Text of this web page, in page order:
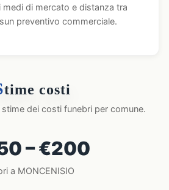
di mercato e distanza tra
preventivo commerciale.
time costi
dei costi funebri per comune.
– €200
a MONCENISIO